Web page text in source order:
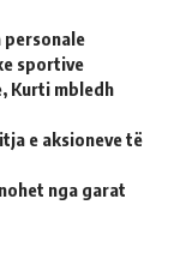
personale
sportive
Kurti mbledh
e aksioneve të
nga garat